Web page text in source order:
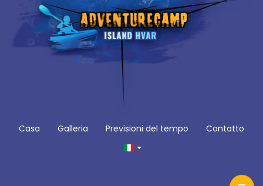
Casa Galleria Previsioni del tempo Contatto